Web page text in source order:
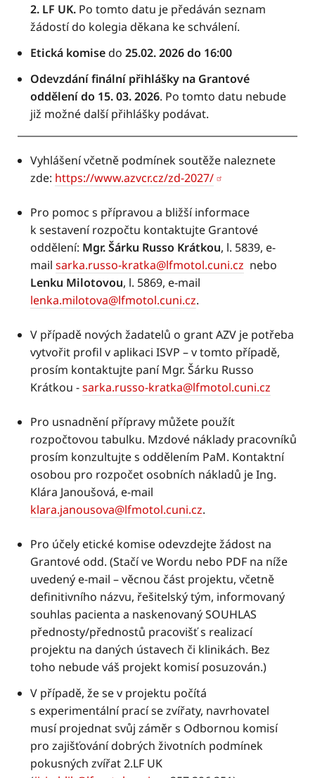
2. LF UK. Po tomto datu je předáván seznam
žádostí do kolegia děkana ke schválení.
Etická komisedo 25.02. 2026 do 16:00
Odevzdání finální přihlášky na Grantové
oddělení do 15. 03. 2026. Po tomto datu nebude
již možné další přihlášky podávat.
Vyhlášení včetně podmínek soutěže naleznete
zde: https://www.azvcr.cz/zd-2027/
Pro pomoc s přípravou a bližší informace
k sestavení rozpočtu kontaktujte Grantové
oddělení: Mgr. Šárku Russo Krátkou, l. 5839, e-
mail sarka.russo-kratka@lfmotol.cuni.cz nebo
Lenku Milotovou, l. 5869, e-mail
lenka.milotova@lfmotol.cuni.cz.
V případě nových žadatelů o grant AZV je potřeba
vytvořit profil v aplikaci ISVP – v tomto případě,
prosím kontaktujte paní Mgr. Šárku Russo
Krátkou -sarka.russo-kratka@lfmotol.cuni.cz
Pro usnadnění přípravy můžete použít
rozpočtovou tabulku. Mzdové náklady pracovníků
prosím konzultujte s oddělením PaM. Kontaktní
osobou pro rozpočet osobních nákladů je Ing.
Klára Janoušová, e-mail
klara.janousova@lfmotol.cuni.cz.
Pro účely etické komise odevzdejte žádost na
Grantové odd. (Stačí ve Wordu nebo PDF na níže
uvedený e-mail – věcnou část projektu, včetně
definitivního názvu, řešitelský tým, informovaný
souhlas pacienta a naskenovaný SOUHLAS
přednosty/přednostů pracovišť s realizací
projektu na daných ústavech či klinikách. Bez
toho nebude váš projekt komisí posuzován.)
V případě, že se v projektu počítá
s experimentální prací se zvířaty, navrhovatel
musí projednat svůj záměr s Odbornou komisí
pro zajišťování dobrých životních podmínek
pokusných zvířat 2.LF UK